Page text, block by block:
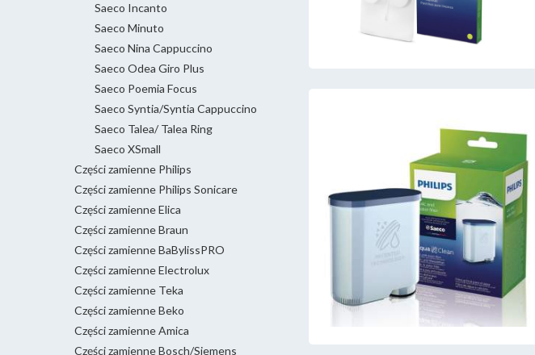
Saeco Incanto
Saeco Minuto
Saeco Nina Cappuccino
Saeco Odea Giro Plus
Saeco Poemia Focus
Saeco Syntia/Syntia Cappuccino
Saeco Talea/ Talea Ring
Saeco XSmall
Części zamienne Philips
Części zamienne Philips Sonicare
Części zamienne Elica
Części zamienne Braun
Części zamienne BaBylissPRO
Części zamienne Electrolux
Części zamienne Teka
Części zamienne Beko
Części zamienne Amica
Części zamienne Bosch/Siemens